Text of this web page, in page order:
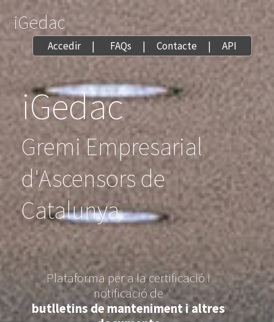
iGedac
Accedir | FAQs | Contacte | API
iGedac
Gremi Empresarial
d'Ascensors de
Catalunya
Plataforma per a la certificació i
notificació de
butlletins de manteniment i altres